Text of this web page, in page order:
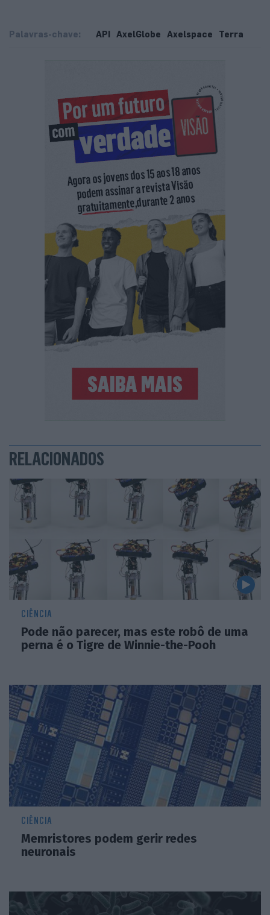
Palavras-chave: API AxelGlobe Axelspace Terra
RELACIONADOS
CIÊNCIA
Pode não parecer, mas este robô de uma
perna é o Tigre de Winnie-the-Pooh
CIÊNCIA
Memristores podem gerir redes
neuronais